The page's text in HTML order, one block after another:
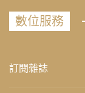
數位服務
訂閱雜誌